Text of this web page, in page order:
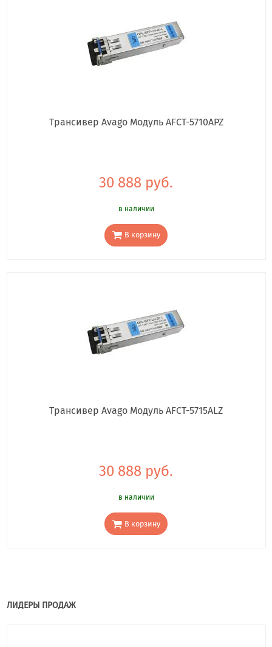
Трансивер Avago Модуль AFCT-5710APZ
30 888 руб.
в наличии
В корзину
Трансивер Avago Модуль AFCT-5715ALZ
30 888 руб.
в наличии
В корзину
ЛИДЕРЫ ПРОДАЖ